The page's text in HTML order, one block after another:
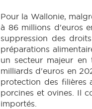
Pour la Wallonie,
à 86 millions d'euros
suppression des
préparations
un secteur majeur
milliards d'euros en
protection des filières
porcines et ovines. Il
importés.